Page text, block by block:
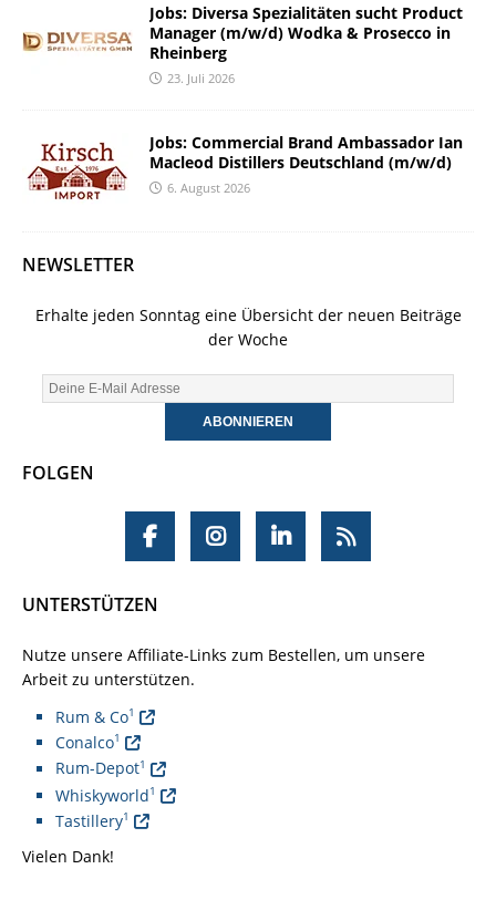
Jobs: Diversa Spezialitäten sucht Product
Manager (m/w/d) Wodka & Prosecco in
Rheinberg
23. Juli 2026
Jobs: Commercial Brand Ambassador Ian
Macleod Distillers Deutschland (m/w/d)
6. August 2026
NEWSLETTER
Erhalte jeden Sonntag eine Übersicht der neuen Beiträge
der Woche
FOLGEN
UNTERSTÜTZEN
Nutze unsere Affiliate-Links zum Bestellen, um unsere
Arbeit zu unterstützen.
Rum & Co1
Conalco1
Rum-Depot1
Whiskyworld1
Tastillery1
Vielen Dank!